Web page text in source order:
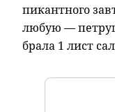
пикантного
любую —
брала 1 лист